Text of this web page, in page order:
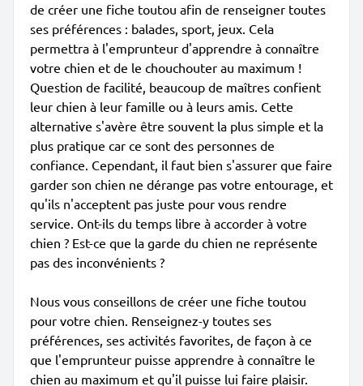
de créer une fiche toutou afin de renseigner toutes
ses préférences : balades, sport, jeux. Cela
permettra à l'emprunteur d'apprendre à connaître
votre chien et de le chouchouter au maximum !
Question de facilité, beaucoup de maîtres confient
leur chien à leur famille ou à leurs amis. Cette
alternative s'avère être souvent la plus simple et la
plus pratique car ce sont des personnes de
confiance. Cependant, il faut bien s'assurer que faire
garder son chien ne dérange pas votre entourage, et
qu'ils n'acceptent pas juste pour vous rendre
service. Ont-ils du temps libre à accorder à votre
chien ? Est-ce que la garde du chien ne représente
pas des inconvénients ?
Nous vous conseillons de créer une fiche toutou
pour votre chien. Renseignez-y toutes ses
préférences, ses activités favorites, de façon à ce
que l'emprunteur puisse apprendre à connaître le
chien au maximum et qu'il puisse lui faire plaisir.